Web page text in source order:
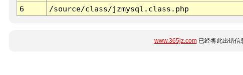
6
/source/class/jzmysql.class.php
www.365jz.com已经将此出错信